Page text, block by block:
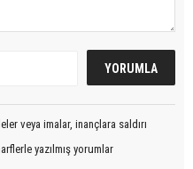
veya imalar, inançlara saldırı
yazılmış yorumlar